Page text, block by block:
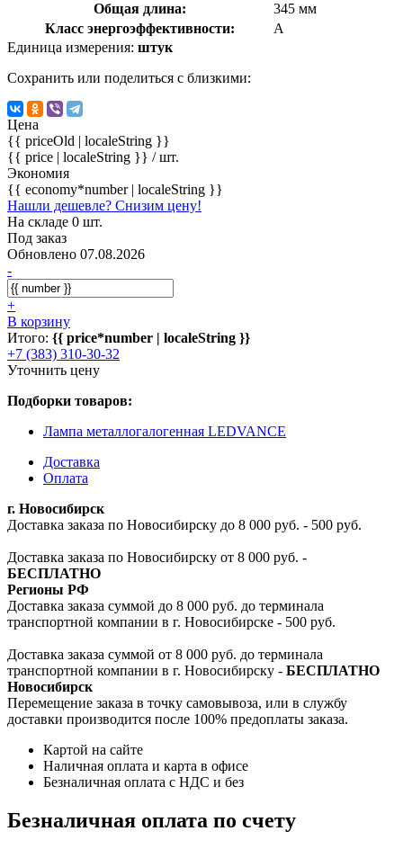
Общая длина:
345 мм
Класс энергоэффективности:
A
Единица измерения: штук
Сохранить или поделиться с близкими:
Цена
{{ priceOld | localeString }}
{{ price | localeString }} / шт.
Экономия
{{ economy*number | localeString }}
Нашли дешевле? Снизим цену!
На складе 0 шт.
Под заказ
Обновлено 07.08.2026
-
+
В корзину
Итого: {{ price*number | localeString }}
+7 (383) 310-30-32
Уточнить цену
Подборки товаров:
Лампа металлогалогенная LEDVANCE
Доставка
Оплата
г. Новосибирск
Доставка заказа по Новосибирску до 8 000 руб. - 500 руб.
Доставка заказа по Новосибирску от 8 000 руб. -
БЕСПЛАТНО
Регионы РФ
Доставка заказа суммой до 8 000 руб. до терминала
транспортной компании в г. Новосибирске - 500 руб.
Доставка заказа суммой от 8 000 руб. до терминала
транспортной компании в г. Новосибирску - БЕСПЛАТНО
Новосибирск
Перемещение заказа в точку самовывоза, или в службу
доставки производится после 100% предоплаты заказа.
Картой на сайте
Наличная оплата и карта в офисе
Безналичная оплата с НДС и без
Безналичная оплата по счету